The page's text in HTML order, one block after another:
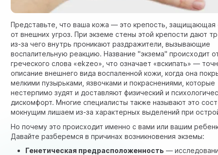
Представьте, что ваша кожа — это крепость, защищающая
от внешних угроз. При экземе стены этой крепости дают
из-за чего внутрь проникают раздражители, вызывающие
воспалительную реакцию. Название "экзема" происходит
греческого слова «ekzeo», что означает «вскипать» —
описание внешнего вида воспаленной кожи, когда она
мелкими пузырьками, язвочками и покраснениями, которые
нестерпимо зудят и доставляют физический и
дискомфорт. Многие специалисты также называют это
мокнущим лишаем из-за характерных выделений при
Но почему это происходит именно с вами или вашим
Давайте разберемся в причинах возникновения экземы:
Генетическая предрасположенность —